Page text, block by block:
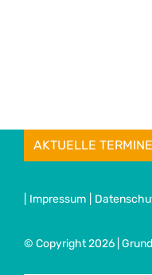
AKTUELLE Mon,
Impressum
© Copyright 2026 |